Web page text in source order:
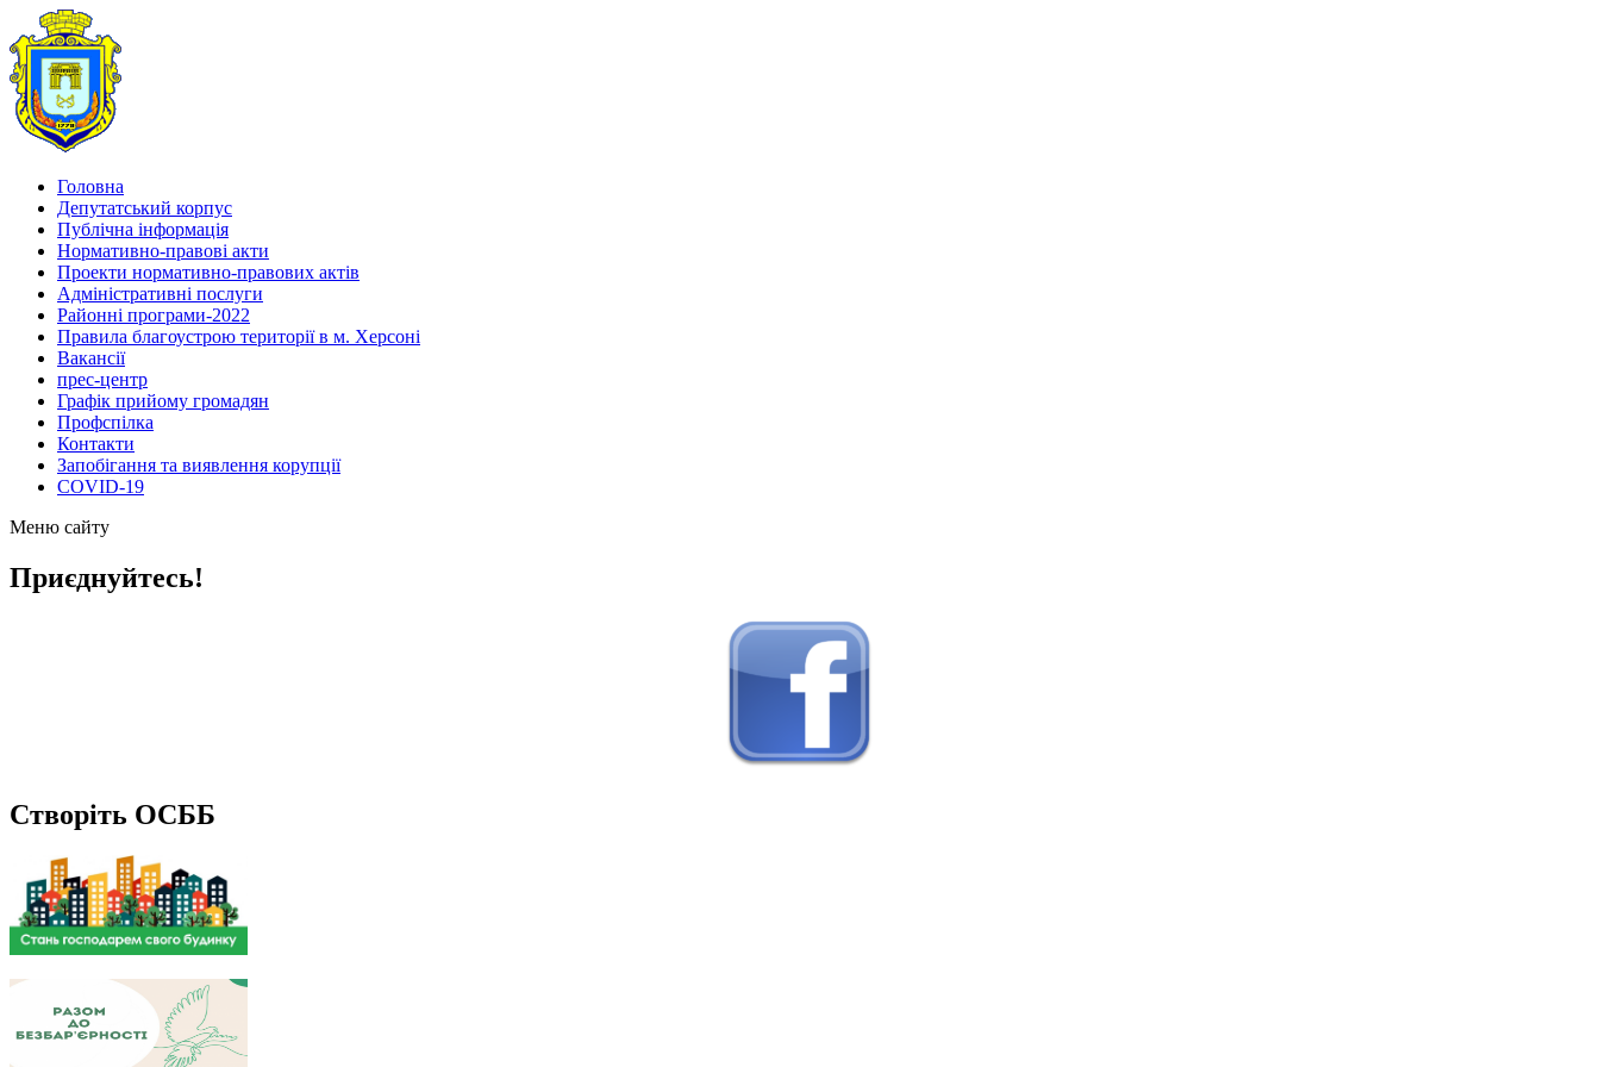
Головна
Депутатський корпус
Публічна інформація
Нормативно-правові акти
Проекти нормативно-правових актів
Адміністративні послуги
Районні програми-2022
Правила благоустрою території в м. Херсоні
Вакансії
прес-центр
Графік прийому громадян
Профспілка
Контакти
Запобігання та виявлення корупції
COVID-19
Меню сайту
Приєднуйтесь!
Створіть ОСББ